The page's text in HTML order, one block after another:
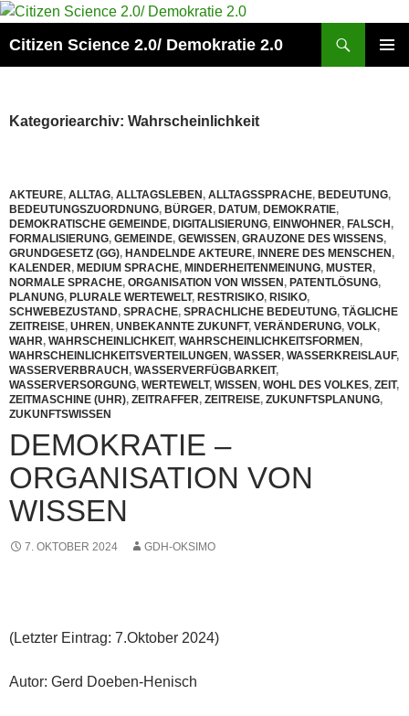
Zum
springen
Citizen Science 2.0/ Demokratie 2.0
Kategoriearchiv: Wahrscheinlichkeit
AKTEURE, ALLTAG, ALLTAGSLEBEN, ALLTAGSSPRACHE, BEDEUTUNG,
BEDEUTUNGSZUORDNUNG, BÜRGER, DATUM, DEMOKRATIE,
DEMOKRATISCHE GEMEINDE, DIGITALISIERUNG, EINWOHNER, FALSCH,
FORMALISIERUNG, GEMEINDE, GEWISSEN, GRAUZONE DES WISSENS,
GRUNDGESETZ (GG), HANDELNDE AKTEURE, INNERE DES MENSCHEN,
KALENDER, MEDIUM SPRACHE, MINDERHEITENMEINUNG, MUSTER,
NORMALE SPRACHE, ORGANISATION VON WISSEN, PATENTLÖSUNG,
PLANUNG, PLURALE WERTEWELT, RESTRISIKO, RISIKO,
SCHWEBEZUSTAND, SPRACHE, SPRACHLICHE BEDEUTUNG, TÄGLICHE
ZEITREISE, UHREN, UNBEKANNTE ZUKUNFT, VERÄNDERUNG, VOLK,
WAHR, WAHRSCHEINLICHKEIT, WAHRSCHEINLICHKEITSFORMEN,
WAHRSCHEINLICHKEITSVERTEILUNGEN, WASSER, WASSERKREISLAUF,
WASSERVERBRAUCH, WASSERVERFÜGBARKEIT,
WASSERVERSORGUNG, WERTEWELT, WISSEN, WOHL DES VOLKES, ZEIT,
ZEITMASCHINE (UHR), ZEITRAFFER, ZEITREISE, ZUKUNFTSPLANUNG,
ZUKUNFTSWISSEN
DEMOKRATIE –
ORGANISATION VON
WISSEN
7. OKTOBER 2024 GDH-OKSIMO
(Letzter Eintrag: 7.Oktober 2024)
Autor: Gerd Doeben-Henisch